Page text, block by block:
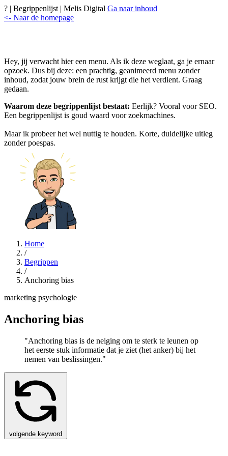
? | Begrippenlijst | Melis Digital Ga naar inhoud
<- Naar de homepage
Hey, jij verwacht hier een menu. Als ik deze weglaat, ga je ernaar
opzoek. Dus bij deze: een prachtig, geanimeerd menu zonder
inhoud, zodat jouw brein de rust krijgt die het verdient. Graag
gedaan.
Waarom deze begrippenlijst bestaat: Eerlijk? Vooral voor SEO.
Een begrippenlijst is goud waard voor zoekmachines.
Maar ik probeer het wel nuttig te houden. Korte, duidelijke uitleg
zonder poespas.
Home
/
Begrippen
/
Anchoring bias
marketing psychologie
Anchoring bias
"Anchoring bias is de neiging om te sterk te leunen op
het eerste stuk informatie dat je ziet (het anker) bij het
nemen van beslissingen."
volgende keyword